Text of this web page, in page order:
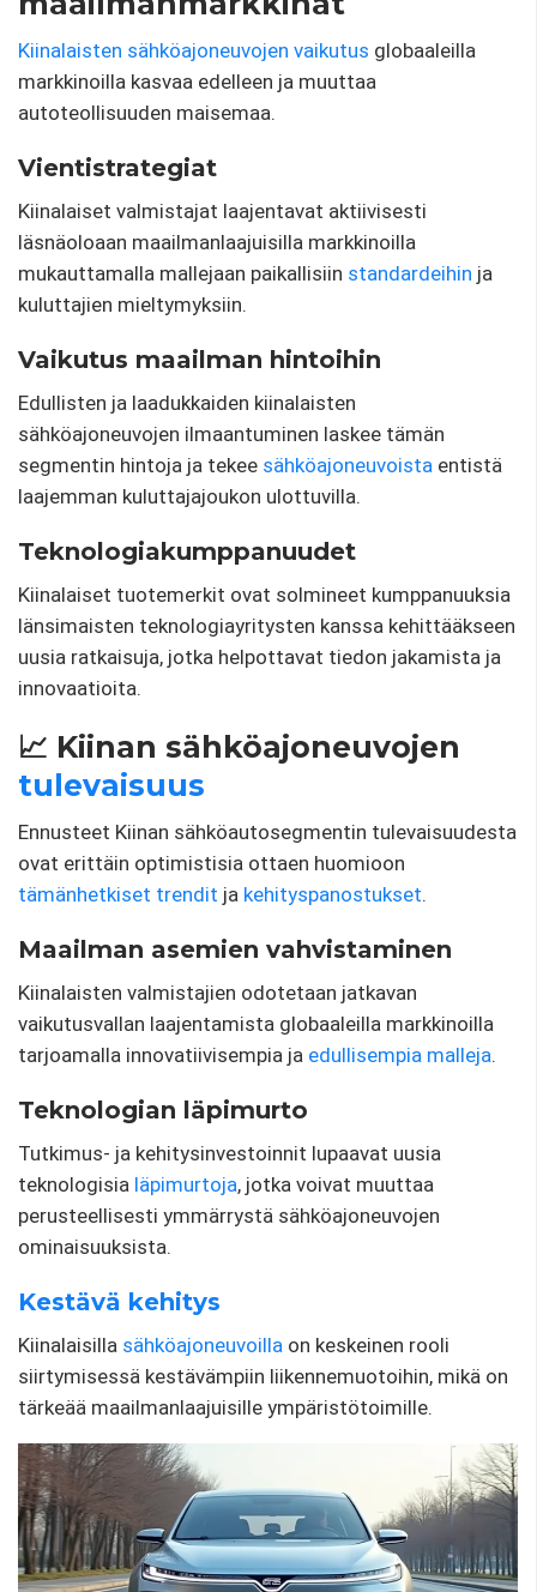
Kiinalaisten sähköajoneuvojen vaikutus globaaleilla
markkinoilla kasvaa edelleen ja muuttaa
autoteollisuuden maisemaa.
Vientistrategiat
Kiinalaiset valmistajat laajentavat aktiivisesti
läsnäoloaan maailmanlaajuisilla markkinoilla
mukauttamalla mallejaan paikallisiin standardeihin ja
kuluttajien mieltymyksiin.
Vaikutus maailman hintoihin
Edullisten ja laadukkaiden kiinalaisten
sähköajoneuvojen ilmaantuminen laskee tämän
segmentin hintoja ja tekee sähköajoneuvoista entistä
laajemman kuluttajajoukon ulottuvilla.
Teknologiakumppanuudet
Kiinalaiset tuotemerkit ovat solmineet kumppanuuksia
länsimaisten teknologiayritysten kanssa kehittääkseen
uusia ratkaisuja, jotka helpottavat tiedon jakamista ja
innovaatioita.
📈 Kiinan sähköajoneuvojen
tulevaisuus
Ennusteet Kiinan sähköautosegmentin tulevaisuudesta
ovat erittäin optimistisia ottaen huomioon
tämänhetkiset trendit ja kehityspanostukset.
Maailman asemien vahvistaminen
Kiinalaisten valmistajien odotetaan jatkavan
vaikutusvallan laajentamista globaaleilla markkinoilla
tarjoamalla innovatiivisempia ja edullisempia malleja.
Teknologian läpimurto
Tutkimus- ja kehitysinvestoinnit lupaavat uusia
teknologisia läpimurtoja, jotka voivat muuttaa
perusteellisesti ymmärrystä sähköajoneuvojen
ominaisuuksista.
Kestävä kehitys
Kiinalaisilla sähköajoneuvoilla on keskeinen rooli
siirtymisessä kestävämpiin liikennemuotoihin, mikä on
tärkeää maailmanlaajuisille ympäristötoimille.